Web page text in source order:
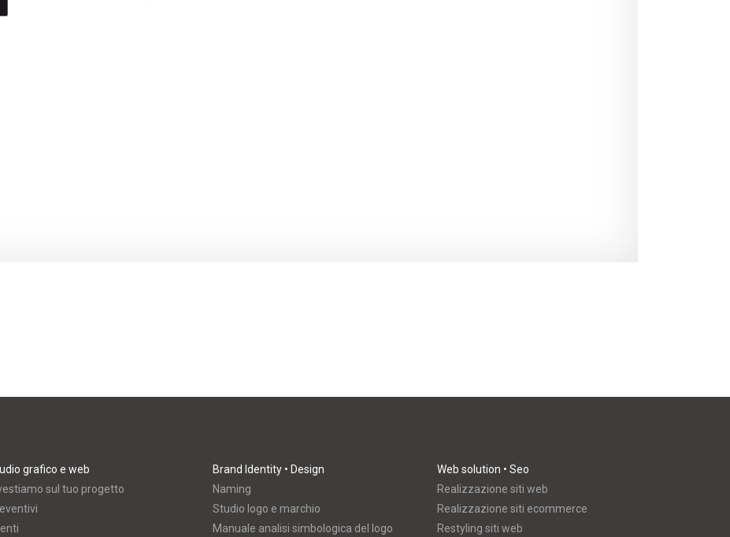
grafico e web
sul tuo progetto
Brand Identity • Design
Naming
Studio logo e marchio
Manuale analisi simbologica del logo
Web solution • Seo
Realizzazione siti web
Realizzazione siti ecommerce
Restyling siti web